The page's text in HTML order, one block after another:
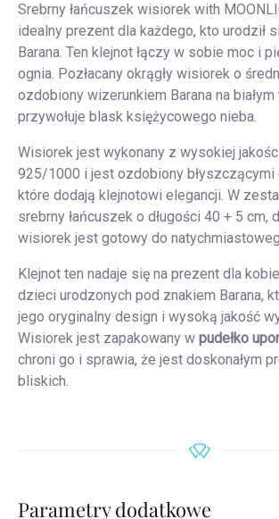
Srebrny łańcuszek wisiorek with
idealny prezent dla każdego, kto urodził
Barana. Ten klejnot łączy w sobie moc i
ognia. Pozłacany okrągły wisiorek o
ozdobiony wizerunkiem Barana na
przywołuje blask księżycowego nieba.
Wisiorek jest wykonany z wysokiej
925/1000 i jest ozdobiony błyszczącymi
które dodają klejnotowi elegancji. W
srebrny łańcuszek o długości 40 + 5 cm,
wisiorek jest gotowy do
Klejnot ten nadaje się na prezent dla
dzieci urodzonych pod znakiem Barana,
jego oryginalny design i wysoką jakość
Wisiorek jest zapakowany w pudełko
chroni go i sprawia, że jest doskonałym
bliskich.
Parametry dodatkowe